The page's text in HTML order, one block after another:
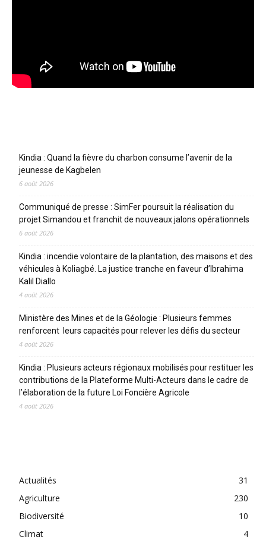
Kindia : Quand la fièvre du charbon consume l’avenir de la
jeunesse de Kagbelen
6 août 2026
Communiqué de presse : SimFer poursuit la réalisation du
projet Simandou et franchit de nouveaux jalons opérationnels
6 août 2026
Kindia : incendie volontaire de la plantation, des maisons et des
véhicules à Koliagbé. La justice tranche en faveur d’Ibrahima
Kalil Diallo
4 août 2026
Ministère des Mines et de la Géologie : Plusieurs femmes
renforcent leurs capacités pour relever les défis du secteur
4 août 2026
Kindia : Plusieurs acteurs régionaux mobilisés pour restituer les
contributions de la Plateforme Multi-Acteurs dans le cadre de
l’élaboration de la future Loi Foncière Agricole
4 août 2026
Actualités
31
Agriculture
230
Biodiversité
10
Climat
4